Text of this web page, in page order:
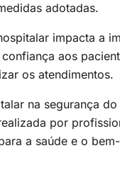
adotadas.
impacta a
aos
os atendimentos.
na segurança
por
a saúde e o